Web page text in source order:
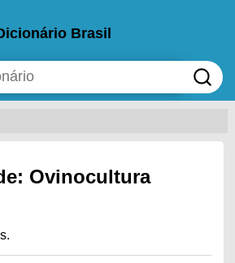
Brasil
Ovinocultura